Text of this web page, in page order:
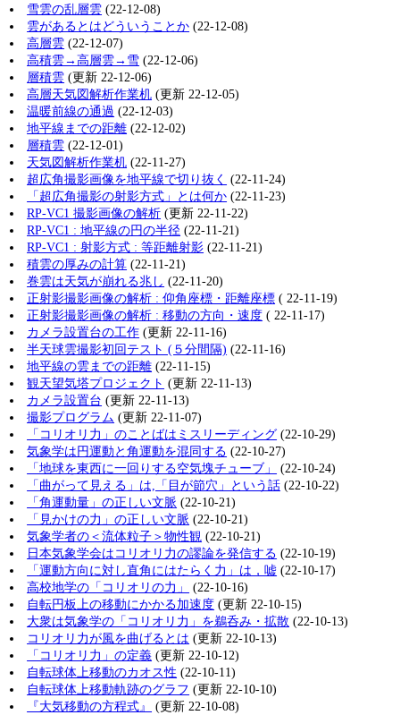
雪雲の乱層雲 (22-12-08)
雲があるとはどういうことか (22-12-08)
高層雲 (22-12-07)
高積雲→高層雲→雪 (22-12-06)
層積雲 (更新 22-12-06)
高層天気図解析作業机 (更新 22-12-05)
温暖前線の通過 (22-12-03)
地平線までの距離 (22-12-02)
層積雲 (22-12-01)
天気図解析作業机 (22-11-27)
超広角撮影画像を地平線で切り抜く (22-11-24)
「超広角撮影の射影方式」とは何か (22-11-23)
RP-VC1 撮影画像の解析 (更新 22-11-22)
RP-VC1 : 地平線の円の半径 (22-11-21)
RP-VC1 : 射影方式 : 等距離射影 (22-11-21)
積雲の厚みの計算 (22-11-21)
巻雲は天気が崩れる兆し (22-11-20)
正射影撮影画像の解析 : 仰角座標・距離座標 ( 22-11-19)
正射影撮影画像の解析 : 移動の方向・速度 ( 22-11-17)
カメラ設置台の工作 (更新 22-11-16)
半天球雲撮影初回テスト (５分間隔) (22-11-16)
地平線の雲までの距離 (22-11-15)
観天望気塔プロジェクト (更新 22-11-13)
カメラ設置台 (更新 22-11-13)
撮影プログラム (更新 22-11-07)
「コリオリ力」のことばはミスリーディング (22-10-29)
気象学は円運動と角運動を混同する (22-10-27)
「地球を東西に一回りする空気塊チューブ」
(22-10-24)
「曲がって見える」は,「目が節穴」という話 (22-10-22)
「角運動量」の正しい文脈 (22-10-21)
「見かけの力」の正しい文脈 (22-10-21)
気象学者の＜流体粒子＞物性観 (22-10-21)
日本気象学会はコリオリ力の謬論を発信する (22-10-19)
「運動方向に対し直角にはたらく力」は，嘘 (22-10-17)
高校地学の「コリオリの力」
(22-10-16)
自転円板上の移動にかかる加速度 (更新 22-10-15)
大衆は気象学の「コリオリ力」を鵜呑み・拡散 (22-10-13)
コリオリ力が風を曲げるとは (更新 22-10-13)
「コリオリ力」の定義 (更新 22-10-12)
自転球体上移動のカオス性 (22-10-11)
自転球体上移動軌跡のグラフ (更新 22-10-10)
『大気移動の方程式』
(更新 22-10-08)